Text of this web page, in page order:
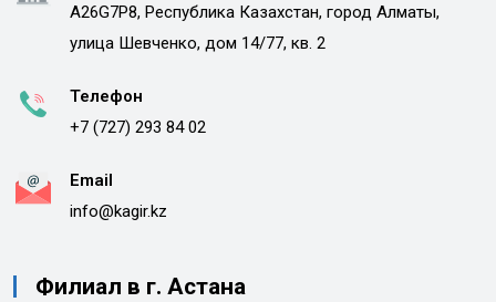
A26G7P8, Республика Казахстан, город Алматы,
улица Шевченко, дом 14/77, кв. 2
Телефон
+7 (727) 293 84 02
Email
info@kagir.kz
Филиал в г. Астана